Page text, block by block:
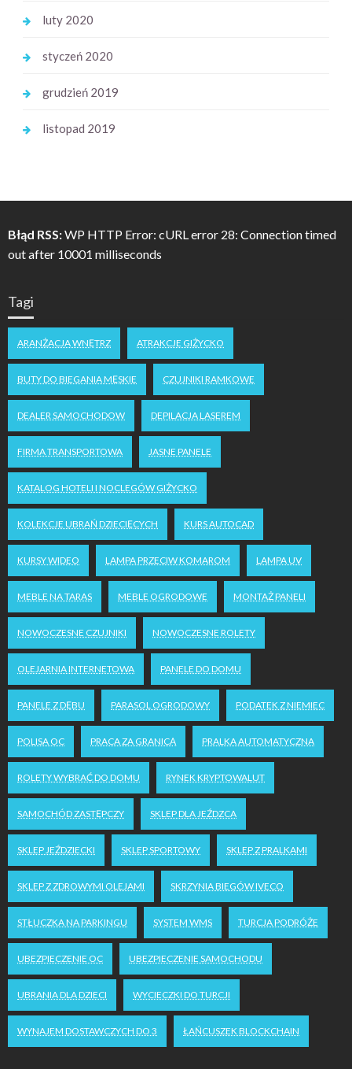
luty 2020
styczeń 2020
grudzień 2019
listopad 2019
Błąd RSS:WP HTTP Error: cURL error 28: Connection timed
out after 10001 milliseconds
Tagi
ARANŻACJA WNĘTRZ ATRAKCJE GIŻYCKO
BUTY DO BIEGANIA MĘSKIE CZUJNIKI RAMKOWE
DEALER SAMOCHODOW DEPILACJA LASEREM
FIRMA TRANSPORTOWA JASNE PANELE
KATALOG HOTELI I NOCLEGÓW GIŻYCKO
KOLEKCJE UBRAŃ DZIECIĘCYCH KURS AUTOCAD
KURSY WIDEO LAMPA PRZECIW KOMAROM LAMPA UV
MEBLE NA TARAS MEBLE OGRODOWE MONTAŻ PANELI
NOWOCZESNE CZUJNIKI NOWOCZESNE ROLETY
OLEJARNIA INTERNETOWA PANELE DO DOMU
PANELE Z DĘBU PARASOL OGRODOWY PODATEK Z NIEMIEC
POLISA OC PRACA ZA GRANICĄ PRALKA AUTOMATYCZNA
ROLETY WYBRAĆ DO DOMU RYNEK KRYPTOWALUT
SAMOCHÓD ZASTĘPCZY SKLEP DLA JEŹDZCA
SKLEP JEŹDZIECKI SKLEP SPORTOWY SKLEP Z PRALKAMI
SKLEP Z ZDROWYMI OLEJAMI SKRZYNIA BIEGÓW IVECO
STŁUCZKA NA PARKINGU SYSTEM WMS TURCJA PODRÓŻE
UBEZPIECZENIE OC UBEZPIECZENIE SAMOCHODU
UBRANIA DLA DZIECI WYCIECZKI DO TURCJI
WYNAJEM DOSTAWCZYCH DO 3 ŁAŃCUSZEK BLOCKCHAIN